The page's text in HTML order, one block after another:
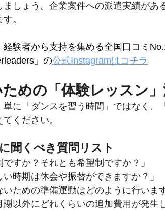
ましょう。企業案件への派遣実績があ
。
験者から支持を集める全国口コミ
」の公式Instagramはコチラ
めの「体験レッスン
単に「ダンスを習う時間」ではなく、
ください。
聞くべき質問リスト
ですか？それとも希望制ですか？」
い時期は休会や振替ができますか？」
いための準備運動はどのように行いま
謝以外にどれくらいの追加費用が発生